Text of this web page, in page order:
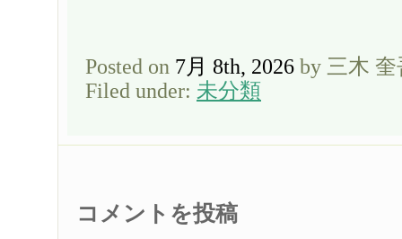
Posted on 7月 8th, 2026 by 三木 奎
Filed under: 未分類
コメントを投稿